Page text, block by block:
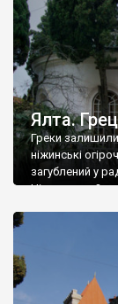
Ялта.
Греки
ніжинські
загублений у
Ніжин греки?